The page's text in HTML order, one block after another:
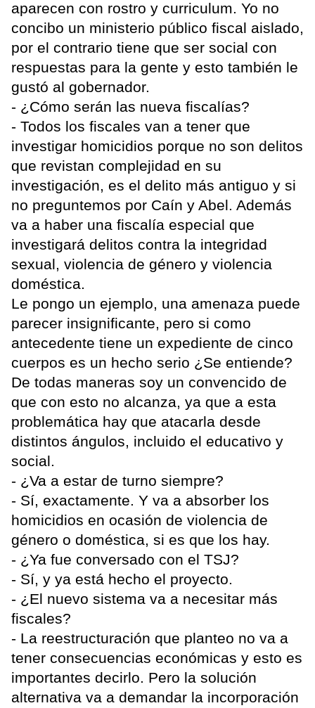
aparecen con rostro y curriculum. Yo no
concibo un ministerio público fiscal aislado,
por el contrario tiene que ser social con
respuestas para la gente y esto también le
gustó al gobernador.
- ¿Cómo serán las nueva fiscalías?
- Todos los fiscales van a tener que
investigar homicidios porque no son delitos
que revistan complejidad en su
investigación, es el delito más antiguo y si
no preguntemos por Caín y Abel. Además
va a haber una fiscalía especial que
investigará delitos contra la integridad
sexual, violencia de género y violencia
doméstica.
Le pongo un ejemplo, una amenaza puede
parecer insignificante, pero si como
antecedente tiene un expediente de cinco
cuerpos es un hecho serio ¿Se entiende?
De todas maneras soy un convencido de
que con esto no alcanza, ya que a esta
problemática hay que atacarla desde
distintos ángulos, incluido el educativo y
social.
- ¿Va a estar de turno siempre?
- Sí, exactamente. Y va a absorber los
homicidios en ocasión de violencia de
género o doméstica, si es que los hay.
- ¿Ya fue conversado con el TSJ?
- Sí, y ya está hecho el proyecto.
- ¿El nuevo sistema va a necesitar más
fiscales?
- La reestructuración que planteo no va a
tener consecuencias económicas y esto es
importantes decirlo. Pero la solución
alternativa va a demandar la incorporación